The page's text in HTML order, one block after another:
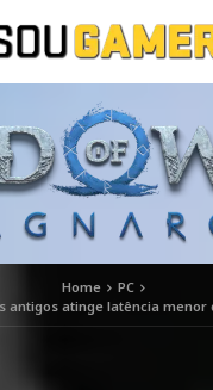
Home
PC
antigos atinge latência menor